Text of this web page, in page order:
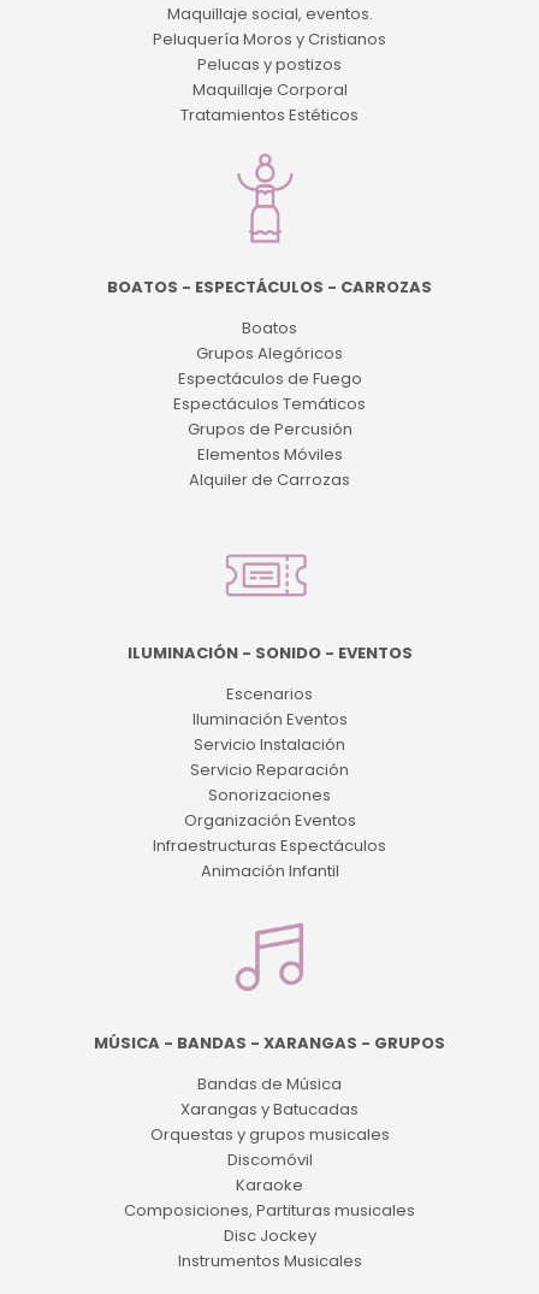
Maquillaje social, eventos.
Peluquería Moros y Cristianos
Pelucas y postizos
Maquillaje Corporal
Tratamientos Estéticos
BOATOS - ESPECTÁCULOS - CARROZAS
Boatos
Grupos Alegóricos
Espectáculos de Fuego
Espectáculos Temáticos
Grupos de Percusión
Elementos Móviles
Alquiler de Carrozas
ILUMINACIÓN - SONIDO - EVENTOS
Escenarios
Iluminación Eventos
Servicio Instalación
Servicio Reparación
Sonorizaciones
Organización Eventos
Infraestructuras Espectáculos
Animación Infantil
MÚSICA - BANDAS - XARANGAS - GRUPOS
Bandas de Música
Xarangas y Batucadas
Orquestas y grupos musicales
Discomóvil
Karaoke
Composiciones, Partituras musicales
Disc Jockey
Instrumentos Musicales